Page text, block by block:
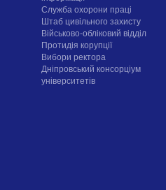
Служба охорони праці
Штаб цивільного захисту
Військово-обліковий відділ
Протидія корупції
Вибори ректора
Дніпровський консорціум
університетів